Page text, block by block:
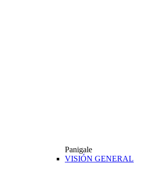
Panigale
VISIÓN GENERAL